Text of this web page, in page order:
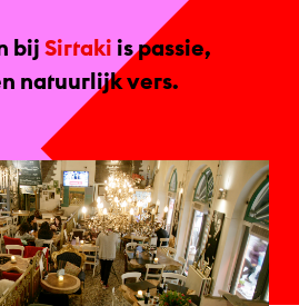
bij Sirtaki is passie,
natuurlijk vers.